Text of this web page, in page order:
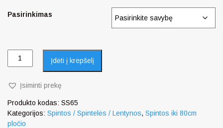
Pasirinkimas
Įdėti į krepšelį
Įsiminti prekę
Produkto kodas: SS65
Kategorijos: Spintos / Spintelės / Lentynos, Spintos iki 80cm
pločio